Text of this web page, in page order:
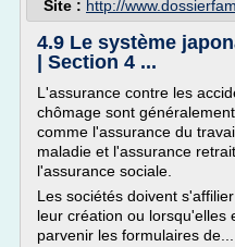
Site : http://
4.9 Le système
| Section 4 ...
L'assurance contre les
chômage sont
comme l'assurance du
maladie et l'assurance
l'assurance sociale.
Les sociétés doivent
leur création ou lorsqu'elles
parvenir les formulaires de...